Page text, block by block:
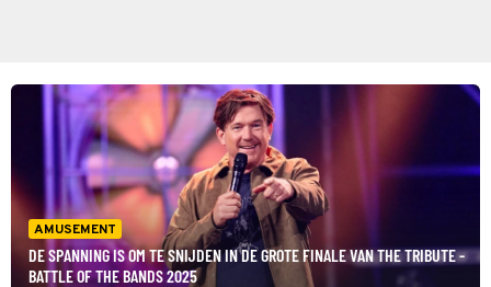
AMUSEMENT
DE SPANNING IS OM TE SNIJDEN IN DE GROTE FINALE VAN THE TRIBUTE -
BATTLE OF THE BANDS 2025